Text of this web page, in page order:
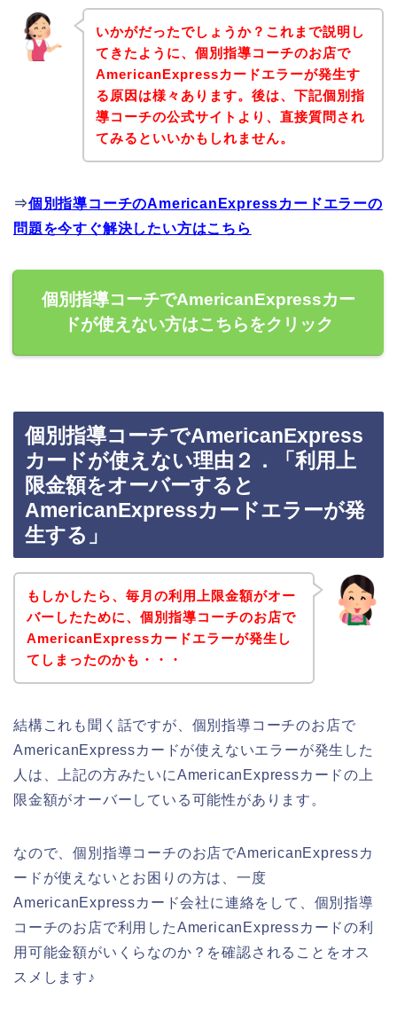
いかがだったでしょうか？これまで説明し
てきたように、個別指導コーチのお店で
AmericanExpressカードエラーが発生す
る原因は様々あります。後は、下記個別指
導コーチの公式サイトより、直接質問され
てみるといいかもしれません。
⇒個別指導コーチのAmericanExpressカードエラーの
問題を今すぐ解決したい方はこちら
個別指導コーチでAmericanExpressカー
ドが使えない方はこちらをクリック
個別指導コーチでAmericanExpress
カードが使えない理由２．「利用上
限金額をオーバーすると
AmericanExpressカードエラーが発
生する」
もしかしたら、毎月の利用上限金額がオー
バーしたために、個別指導コーチのお店で
AmericanExpressカードエラーが発生し
てしまったのかも・・・
結構これも聞く話ですが、個別指導コーチのお店で
AmericanExpressカードが使えないエラーが発生した
人は、上記の方みたいにAmericanExpressカードの上
限金額がオーバーしている可能性があります。
なので、個別指導コーチのお店でAmericanExpressカ
ードが使えないとお困りの方は、一度
AmericanExpressカード会社に連絡をして、個別指導
コーチのお店で利用したAmericanExpressカードの利
用可能金額がいくらなのか？を確認されることをオス
スメします♪